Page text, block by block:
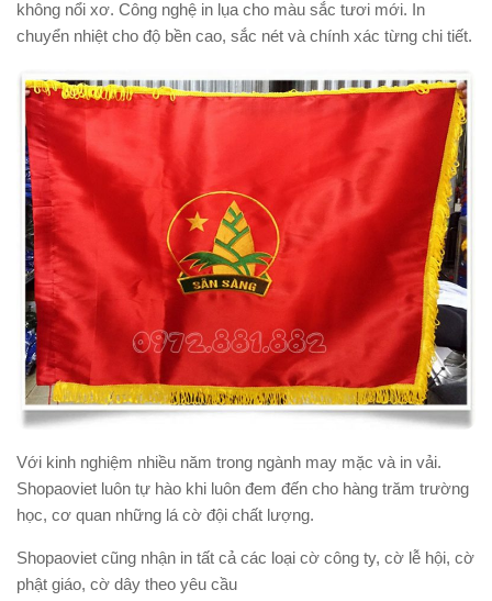
không nổi xơ. Công nghệ in lụa cho màu sắc tươi mới. In
chuyển nhiệt cho độ bền cao, sắc nét và chính xác từng chi tiết.
Với kinh nghiệm nhiều năm trong ngành may mặc và in vải.
Shopaoviet luôn tự hào khi luôn đem đến cho hàng trăm trường
học, cơ quan những lá cờ đội chất lượng.
Shopaoviet cũng nhận in tất cả các loại cờ công ty, cờ lễ hội, cờ
phật giáo, cờ dây theo yêu cầu